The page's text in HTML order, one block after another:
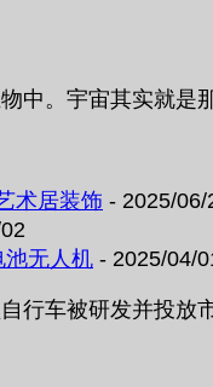
中。宇宙其实就是
术居装饰 - 2025/06/
池无人机 - 2025/04/
行车被研发并投